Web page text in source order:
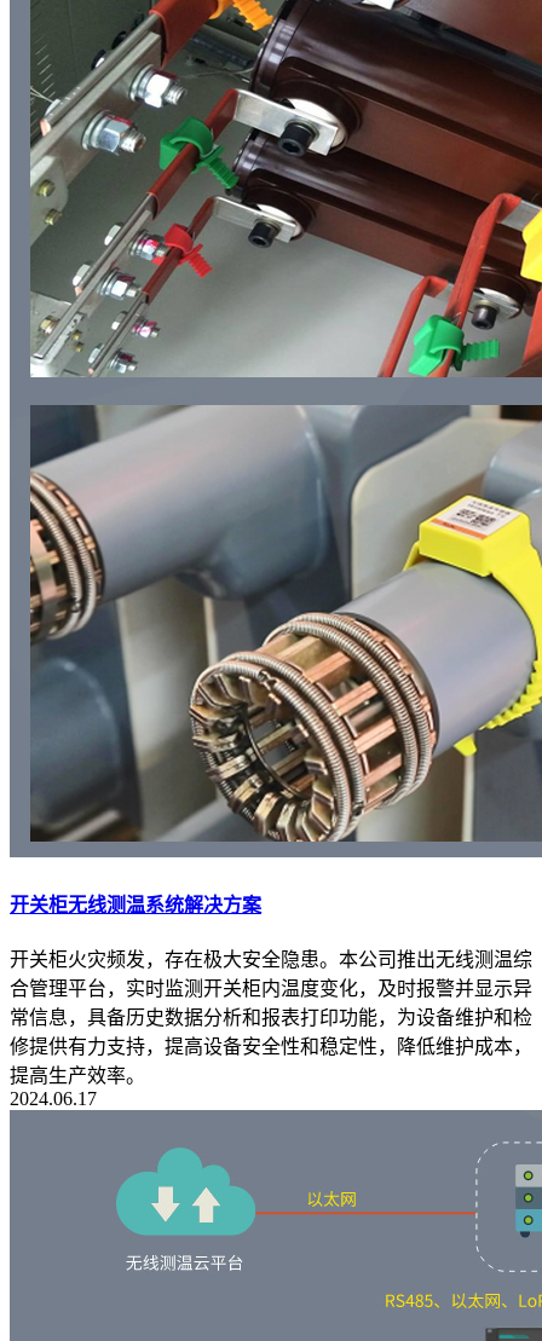
开关柜无线测温系统解决方案
开关柜火灾频发，存在极大安全隐患。本公司推出无线测温综
合管理平台，实时监测开关柜内温度变化，及时报警并显示异
常信息，具备历史数据分析和报表打印功能，为设备维护和检
修提供有力支持，提高设备安全性和稳定性，降低维护成本，
提高生产效率。
2024.06.17